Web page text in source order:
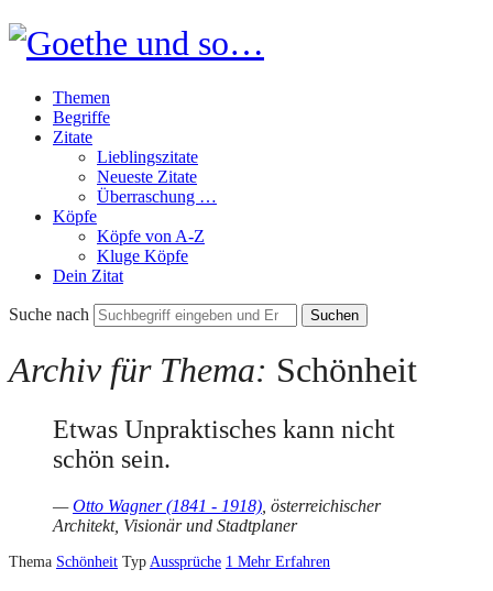
Goethe
und
so…
Themen
Begriffe
Zitate
Lieblingszitate
Neueste Zitate
Überraschung …
Köpfe
Köpfe von A-Z
Kluge Köpfe
Dein Zitat
Suche nach
Archiv für Thema: Schönheit
Etwas Unpraktisches kann nicht
schön sein.
—Otto Wagner (1841 - 1918) , österreichischer
Architekt, Visionär und Stadtplaner
Thema Schönheit Typ Aussprüche 1 Mehr Erfahren